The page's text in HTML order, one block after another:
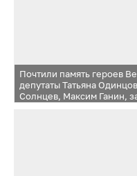
Почтили память героев
депутаты Татьяна
Солнцев, Максим Ганин,